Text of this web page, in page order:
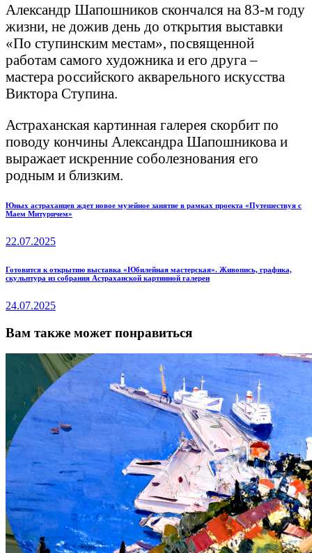
Александр Шапошников скончался на 83-м году
жизни, не дожив день до открытия выставки
«По ступинским местам», посвященной
работам самого художника и его друга –
мастера российского акварельного искусства
Виктора Ступина.
Астраханская картинная галерея скорбит по
поводу кончины Александра Шапошникова и
выражает искренние соболезнования его
родным и близким.
Навигация
записям
Previous
post:
Юных астраханцев ждет новое музейное занятие в рамках проекта «Путешествуя с
Маем Митуричем»
22.07.2025
Next
post:
Готовится к открытию выставка «Юбилейная мастерская». Живопись, графика,
скульптура из собрания Астраханской картинной галереи
24.07.2025
Вам также может понравиться